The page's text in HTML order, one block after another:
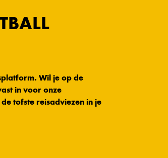
Wil je op de
in voor onze
tofste reisadviezen in je